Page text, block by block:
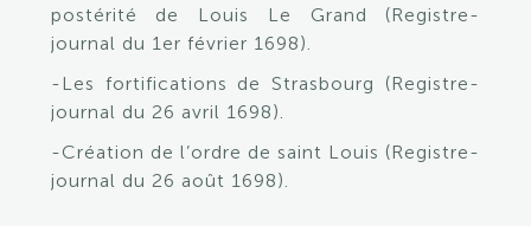
postérité de Louis Le Grand (Registre-
journal du 1er février 1698).
-Les fortifications de Strasbourg (Registre-
journal du 26 avril 1698).
-Création de l’ordre de saint Louis (Registre-
journal du 26 août 1698).